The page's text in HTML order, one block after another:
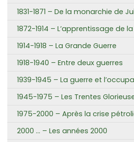
1831-1871 – De la monarchie de
1872-1914 – L’apprentissage de
1914-1918 – La Grande Guerre
1918-1940 – Entre deux guerres
1939-1945 – La guerre et
1945-1975 – Les Trentes
1975-2000 – Après la crise
2000 … – Les années 2000